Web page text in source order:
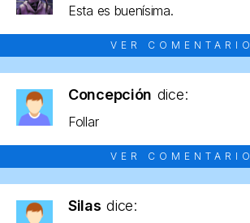
Esta es buenísima.
VER COMENTARIO
Concepción dice:
Follar
VER COMENTARIO
Silas dice: